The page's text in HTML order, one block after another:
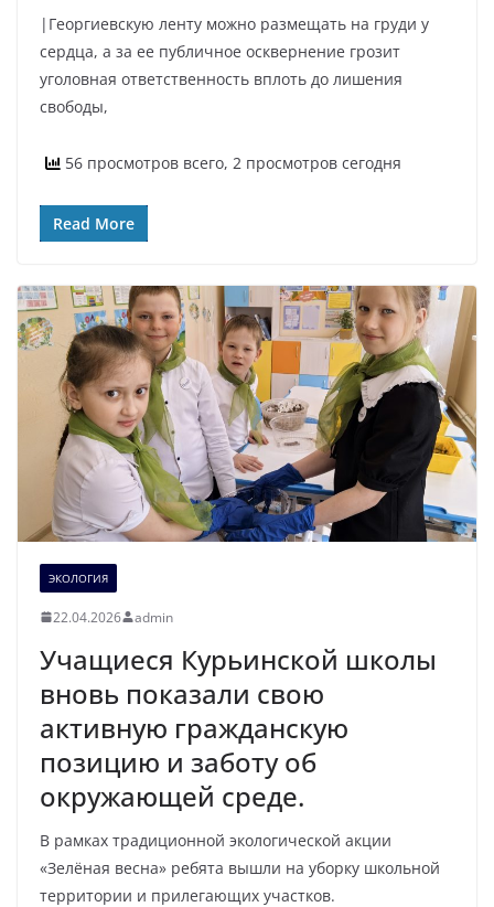
|Георгиевскую ленту можно размещать на груди у
сердца, а за ее публичное осквернение грозит
уголовная ответственность вплоть до лишения
свободы,
56 просмотров всего, 2 просмотров сегодня
Read More
ЭКОЛОГИЯ
22.04.2026 admin
Учащиеся Курьинской школы
вновь показали свою
активную гражданскую
позицию и заботу об
окружающей среде.
В рамках традиционной экологической акции
«Зелёная весна» ребята вышли на уборку школьной
территории и прилегающих участков.